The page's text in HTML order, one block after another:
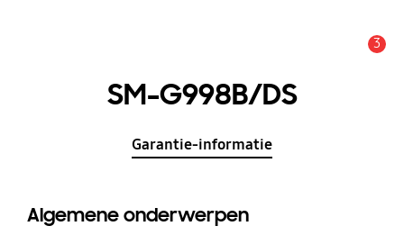
3
SM-G998B/DS
Garantie-informatie
Algemene onderwerpen